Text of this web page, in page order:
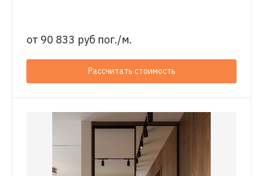
от 90 833 руб пог./м.
Рассчитать стоимость